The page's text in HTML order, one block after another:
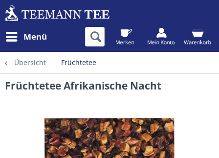
Menü
Übersicht Früchtetee
Früchtetee Afrikanische Nacht